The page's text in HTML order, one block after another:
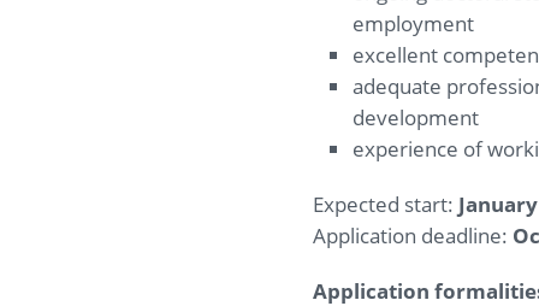
employment
excellent
adequate
development
experience of
Expected start:
Application deadline:
Application